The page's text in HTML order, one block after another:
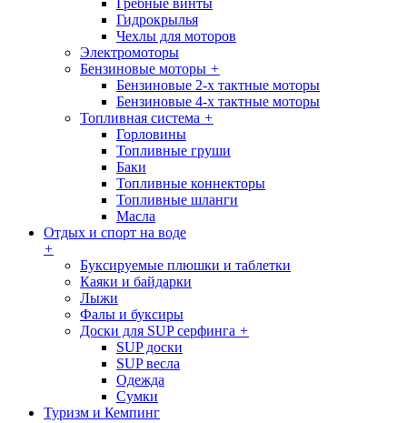
Гребные винты
Гидрокрылья
Чехлы для моторов
Электромоторы
Бензиновые моторы +
Бензиновые 2-х тактные моторы
Бензиновые 4-х тактные моторы
Топливная система +
Горловины
Топливные груши
Баки
Топливные коннекторы
Топливные шланги
Масла
Отдых и спорт на воде
+
Буксируемые плюшки и таблетки
Каяки и байдарки
Лыжи
Фалы и буксиры
Доски для SUP серфинга +
SUP доски
SUP весла
Одежда
Сумки
Туризм и Кемпинг